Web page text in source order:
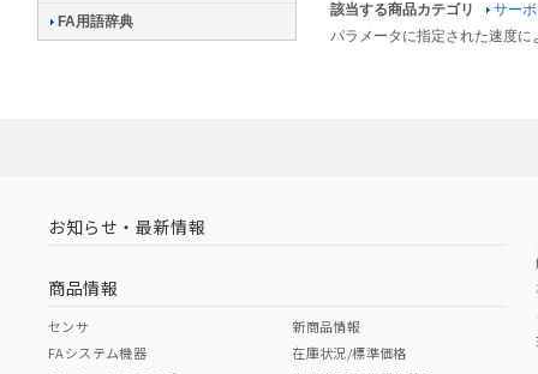
該当する商品カテゴリ
サー
パラメータに指定された速度
FA用語辞典
お知らせ・最新情報
商品情報
センサ
FAシステム機器
新商品情報
在庫状況/標準価格